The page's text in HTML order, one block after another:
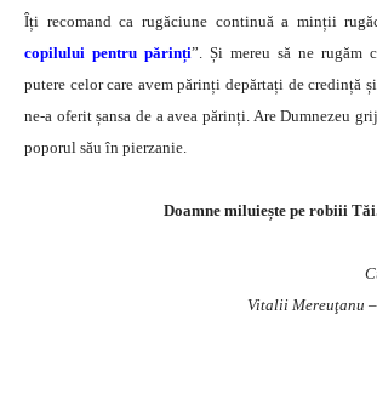
Îți recomand ca rugăciune continuă a minții
copilului pentru părinți”. Și mereu să ne rugăm
putere celor care avem părinți depărtați de credință
ne-a oferit șansa de a avea părinți. Are Dumnezeu
poporul său în pierzanie.
Doamne miluiește pe robiii
Vitalii Mereuţanu